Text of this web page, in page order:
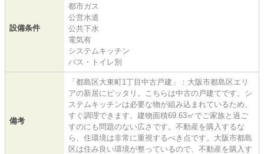
設備条件
都市ガス
公営水道
公共下水
電気有
システムキッチン
バス・トイレ別
備考
「都島区大東町1丁目中古戸建」：大阪市都島区エリ
アの新居にピッタリ。こちらは中古の戸建てです。シ
ステムキッチンは必要な物が組み込まれているため、
すぐ調理できます。建物面積69.63㎡でご家族と過ご
すのにも問題のない広さです。不動産を購入するな
ら、住環境は非常に重視するべき点です。大阪市都島
区は住み良い環境が整っているので、不動産を購入す